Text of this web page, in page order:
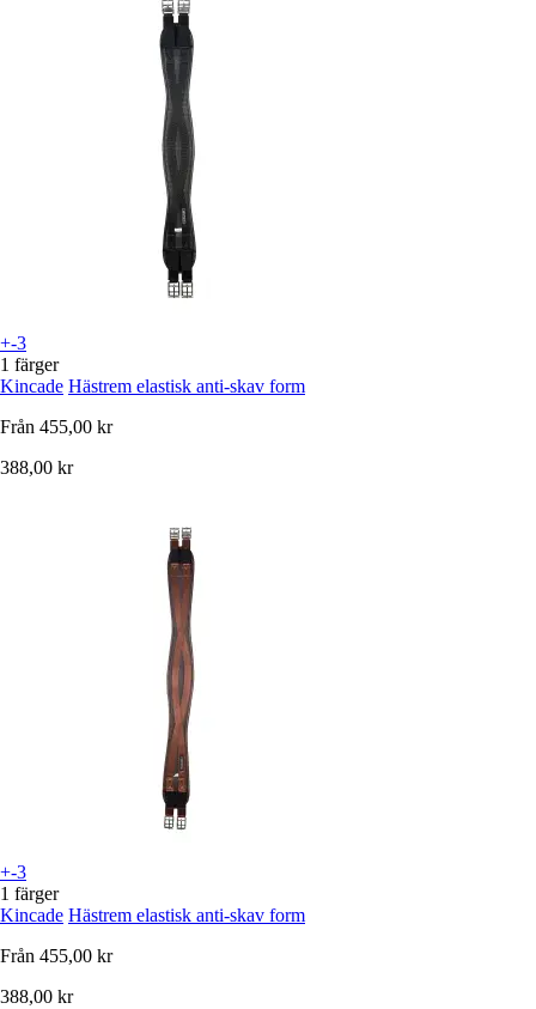
+-3
1 färger
Kincade Hästrem elastisk anti-skav form
Från 455,00 kr
388,00 kr
+-3
1 färger
Kincade Hästrem elastisk anti-skav form
Från 455,00 kr
388,00 kr